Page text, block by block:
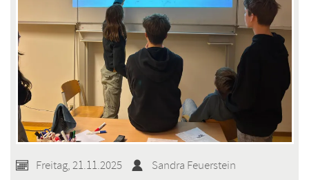
nicht
gäbe?
Freitag, 21.11.2025 Sandra Feuerstein